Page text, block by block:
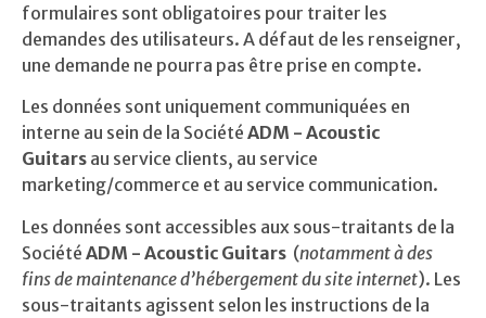
formulaires sont obligatoires pour traiter les
demandes des utilisateurs. A défaut de les renseigner,
une demande ne pourra pas être prise en compte.
Les données sont uniquement communiquées en
interne au sein de la Société ADM - Acoustic
Guitars au service clients, au service
marketing/commerce et au service communication.
Les données sont accessibles aux sous-traitants de la
Société ADM - Acoustic Guitars (notamment à des
fins de maintenance d’hébergement du site internet). Les
sous-traitants agissent selon les instructions de la